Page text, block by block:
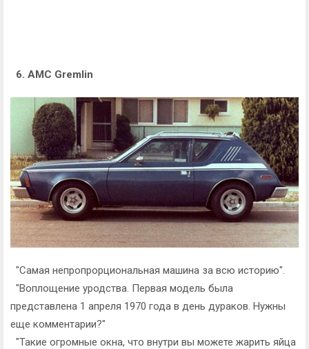
6. AMC Gremlin
"Самая непропрорциональная машина за всю историю".
"Воплощение уродства. Первая модель была
представлена 1 апреля 1970 года в день дураков. Нужны
еще комментарии?"
"Такие огромные окна, что внутри вы можете жарить яйца